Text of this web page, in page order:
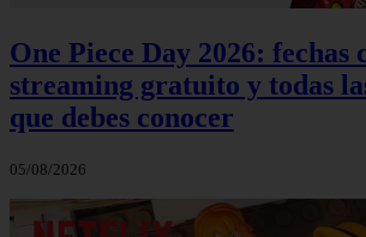
One Piece Day 2026: fechas
streaming gratuito y todas
que debes conocer
05/08/2026